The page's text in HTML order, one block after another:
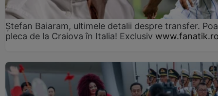
Ștefan Baiaram, ultimele detalii despre transfer.
pleca de la Craiova în Italia! Exclusiv